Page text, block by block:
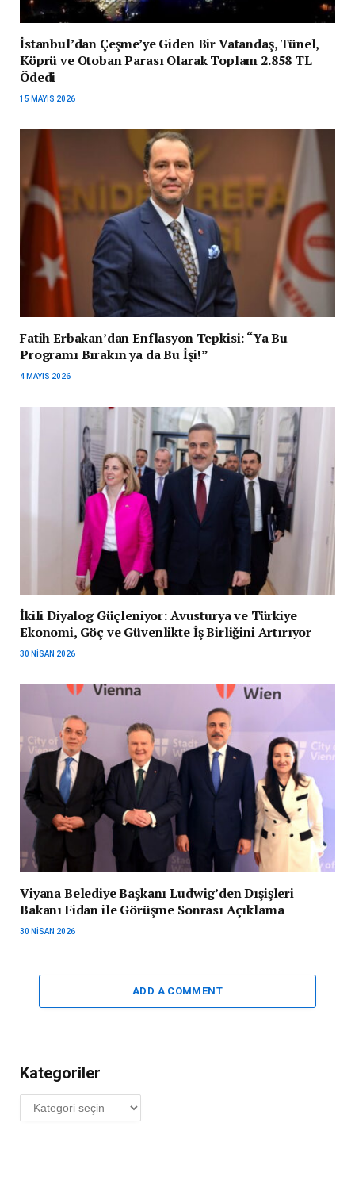
İstanbul’dan Çeşme’ye Giden Bir Vatandaş, Tünel,
Köprü ve Otoban Parası Olarak Toplam 2.858 TL
Ödedi
15 MAYIS 2026
Fatih Erbakan’dan Enflasyon Tepkisi: “Ya Bu
Programı Bırakın ya da Bu İşi!”
4 MAYIS 2026
İkili Diyalog Güçleniyor: Avusturya ve Türkiye
Ekonomi, Göç ve Güvenlikte İş Birliğini Artırıyor
30 NISAN 2026
Viyana Belediye Başkanı Ludwig’den Dışişleri
Bakanı Fidan ile Görüşme Sonrası Açıklama
30 NISAN 2026
ADD A COMMENT
Kategoriler
Kategoriler